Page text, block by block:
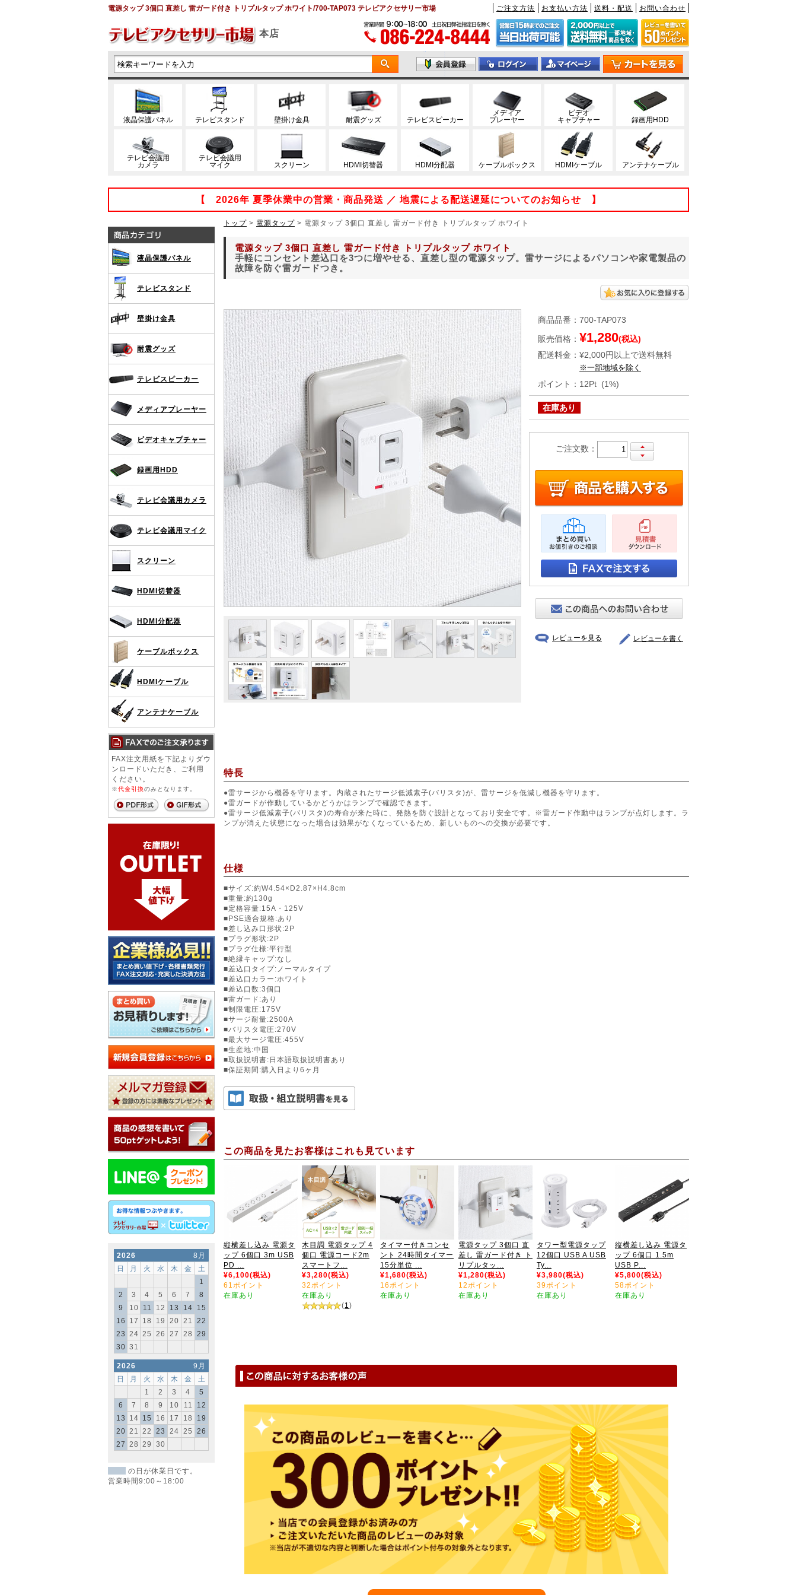
電源タップ 3個口 直差し 雷ガード付き トリプルタップ ホワイト/700-TAP073 テレビアクセサリー市場 ご注文方法 お支払い方法 送料・配送 お問い合わせ
本店
液晶保護パネル テレビスタンド 壁掛け金具 耐震グッズ テレビスピーカー
メディア
プレーヤー
ビデオ
キャプチャー
録画用HDD
テレビ会議用
カメラ
テレビ会議用
マイク
スクリーン HDMI切替器 HDMI分配器 ケーブルボックス HDMIケーブル アンテナケーブル
【 2026年 夏季休業中の営業・商品発送 ／ 地震による配送遅延についてのお知らせ 】
液晶保護パネル
テレビスタンド
壁掛け金具
耐震グッズ
テレビスピーカー
メディアプレーヤー
ビデオキャプチャー
録画用HDD
テレビ会議用カメラ
テレビ会議用マイク
スクリーン
HDMI切替器
HDMI分配器
ケーブルボックス
HDMIケーブル
アンテナケーブル
FAX注文用紙を下記よりダウ
ンロードいただき、ご利用
ください。
※代金引換のみとなります。
2026
8月
日
月 火 水 木 金
土
1
2
3 4 5 6 7
8
9
10 11 12 13 14
15
16
17 18 19 20 21
22
23
24 25 26 27 28
29
30 31
2026
9月
日
月 火 水 木 金
土
1
2 3 4
5
6
7 8 9 10 11
12
13
14 15 16 17 18
19
20
21 22 23 24 25
26
27
28 29 30
の日が休業日です。
営業時間9:00～18:00
トップ > 電源タップ > 電源タップ 3個口 直差し 雷ガード付き トリプルタップ ホワイト
電源タップ 3個口 直差し 雷ガード付き トリプルタップ ホワイト
手軽にコンセント差込口を3つに増やせる、直差し型の電源タップ。雷サージによるパソコンや家電製品の
故障を防ぐ雷ガードつき。
商品品番 ： 700-TAP073
販売価格 ： ¥1,280(税込)
配送料金 ： ¥2,000円以上で送料無料
※一部地域を除く
ポイント ： 12Pt (1%)
在庫あり
ご注文数：
レビューを見る レビューを書く
特長
●雷サージから機器を守ります。内蔵されたサージ低減素子(バリスタ)が、雷サージを低減し機器を守ります。
●雷ガードが作動しているかどうかはランプで確認できます。
●雷サージ低減素子(バリスタ)の寿命が来た時に、発熱を防ぐ設計となっており安全です。※雷ガード作動中はランプが点灯します。ラ
ンプが消えた状態になった場合は効果がなくなっているため、新しいものへの交換が必要です。
仕様
■サイズ:約W4.54×D2.87×H4.8cm
■重量:約130g
■定格容量:15A・125V
■PSE適合規格:あり
■差し込み口形状:2P
■プラグ形状:2P
■プラグ仕様:平行型
■絶縁キャップ:なし
■差込口タイプ:ノーマルタイプ
■差込口カラー:ホワイト
■差込口数:3個口
■雷ガード:あり
■制限電圧:175V
■サージ耐量:2500A
■バリスタ電圧:270V
■最大サージ電圧:455V
■生産地:中国
■取扱説明書:日本語取扱説明書あり
■保証期間:購入日より6ヶ月
この商品を見たお客様はこれも見ています
縦横差し込み 電源タ
ップ 6個口 3m USB
PD ...
¥6,100(税込)
61ポイント
在庫あり
木目調 電源タップ 4
個口 電源コード2m
スマートフ...
¥3,280(税込)
32ポイント
在庫あり
(1 )
タイマー付きコンセ
ント 24時間タイマー
15分単位 ...
¥1,680(税込)
16ポイント
在庫あり
電源タップ 3個口 直
差し 雷ガード付き ト
リプルタッ...
¥1,280(税込)
12ポイント
在庫あり
タワー型電源タップ
12個口 USB A USB
Ty...
¥3,980(税込)
39ポイント
在庫あり
縦横差し込み 電源タ
ップ 6個口 1.5m
USB P...
¥5,800(税込)
58ポイント
在庫あり